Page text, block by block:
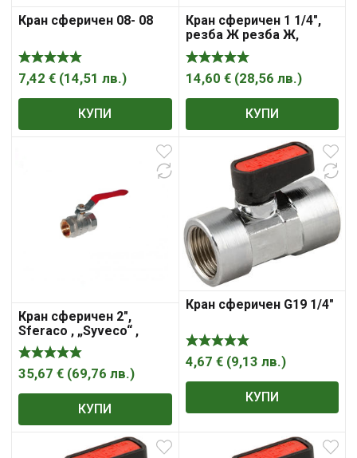
Кран сферичен 08- 08
7,42 € (14,51 лв.)
КУПИ
Кран сферичен 1 1/4″,
резба Ж резба Ж,
Sferaco , „Syveco“
14,60 € (28,56 лв.)
КУПИ
Кран сферичен 2″,
Sferaco , „Syveco“ ,
резба Ж резба Ж
35,67 € (69,76 лв.)
КУПИ
Кран сферичен G19 1/4″
4,67 € (9,13 лв.)
КУПИ